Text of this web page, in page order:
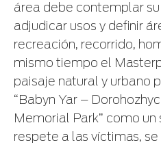
área debe contemplar
adjudicar usos y definir
recreación, recorrido,
mismo tiempo el
paisaje natural y urbano
“Babyn Yar –
Memorial Park” como un
respete a las víctimas,